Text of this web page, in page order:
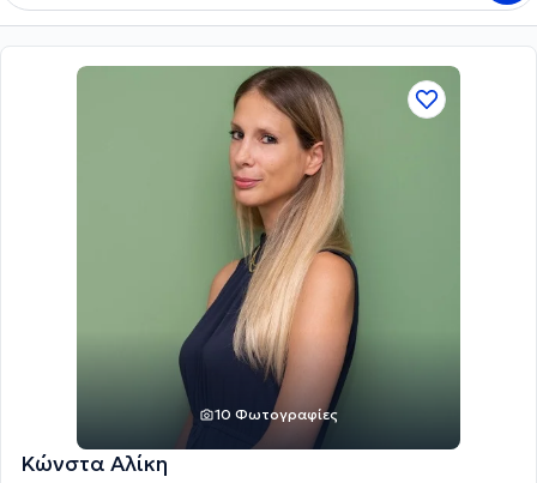
10 Φωτογραφίες
Κώνστα Αλίκη